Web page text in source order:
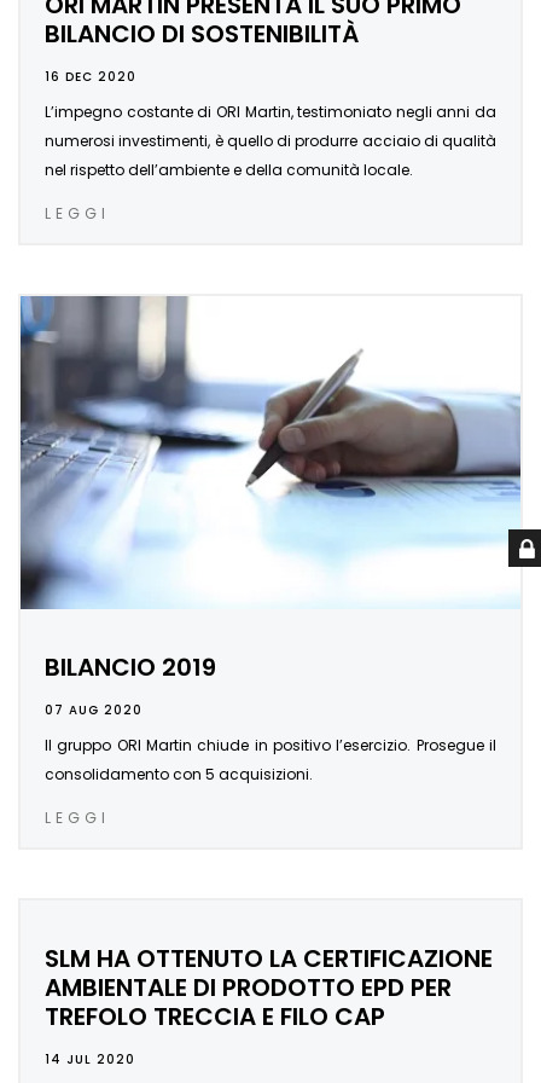
BILANCIO DI SOSTENIBILITÀ
16 DEC 2020
L’impegno costante di ORI Martin, testimoniato negli anni da
numerosi investimenti, è quello di produrre acciaio di qualità
nel rispetto dell’ambiente e della comunità locale.
LEGGI
BILANCIO 2019
07 AUG 2020
Il gruppo ORI Martin chiude in positivo l’esercizio. Prosegue il
consolidamento con 5 acquisizioni.
LEGGI
SLM HA OTTENUTO LA CERTIFICAZIONE
AMBIENTALE DI PRODOTTO EPD PER
TREFOLO TRECCIA E FILO CAP
14 JUL 2020